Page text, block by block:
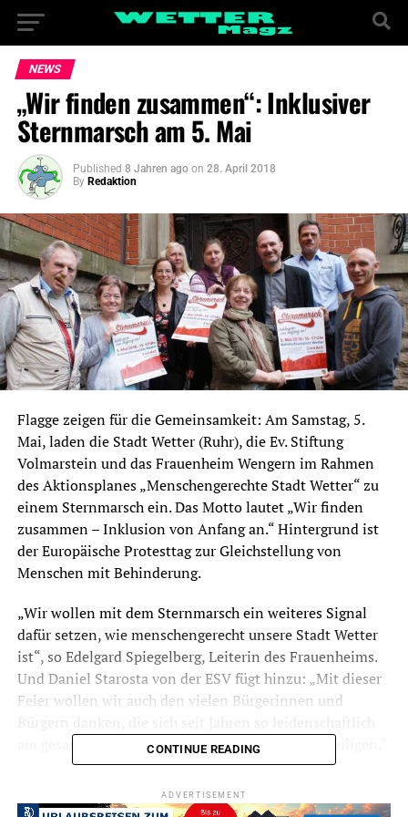
NEWS
„Wir finden zusammen“: Inklusiver
Sternmarsch am 5. Mai
Published 8 Jahren ago on 28. April 2018
By Redaktion
Flagge zeigen für die Gemeinsamkeit: Am Samstag, 5.
Mai, laden die Stadt Wetter (Ruhr), die Ev. Stiftung
Volmarstein und das Frauenheim Wengern im Rahmen
des Aktionsplanes „Menschengerechte Stadt Wetter“ zu
einem Sternmarsch ein. Das Motto lautet „Wir finden
zusammen – Inklusion von Anfang an.“ Hintergrund ist
der Europäische Protesttag zur Gleichstellung von
Menschen mit Behinderung.
„Wir wollen mit dem Sternmarsch ein weiteres Signal
dafür setzen, wie menschengerecht unsere Stadt Wetter
ist“, so Edelgard Spiegelberg, Leiterin des Frauenheims.
Und Daniel Starosta von der ESV fügt hinzu: „Mit dieser
Feier wollen wir auch den vielen Bürgerinnen und
am gesamten Aktionsplan-Prozess in Wetter beteiligen.“
Bornstraße, der Außenstelle des Frauenheims an der
CONTINUE READING
ADVERTISEMENT